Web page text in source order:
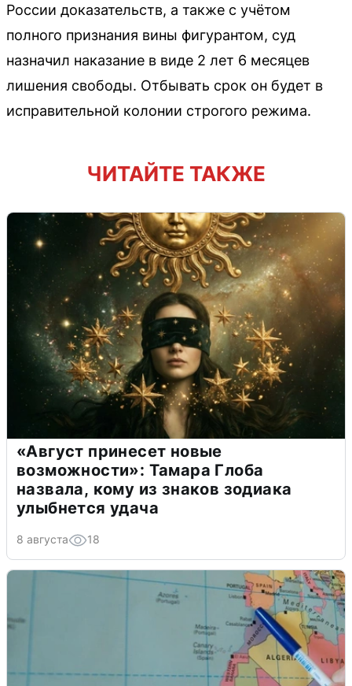
России доказательств, а также с учётом
полного признания вины фигурантом, суд
назначил наказание в виде 2 лет 6 месяцев
лишения свободы. Отбывать срок он будет в
исправительной колонии строгого режима.
ЧИТАЙТЕ ТАКЖЕ
«Август принесет новые
возможности»: Тамара Глоба
назвала, кому из знаков зодиака
улыбнется удача
8 августа 18